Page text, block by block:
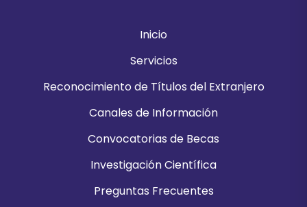
Inicio
Servicios
Reconocimiento de Títulos del Extranjero
Canales de Información
Convocatorias de Becas
Investigación Científica
Preguntas Frecuentes